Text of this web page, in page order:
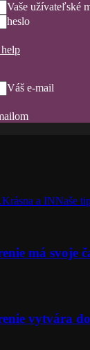
Vaše užívateľské
heslo
Váš e-mail
Krásna a INNaše
má svoje
vytvára